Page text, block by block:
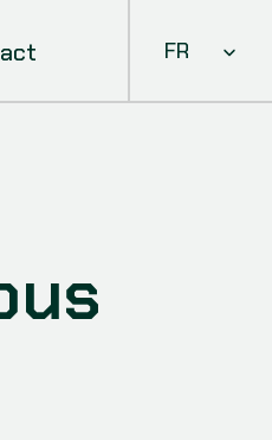
Select
FR